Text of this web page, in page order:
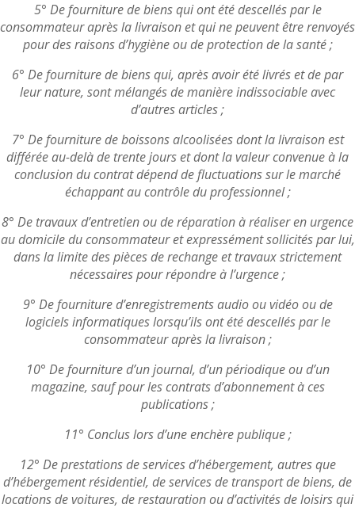
5° De fourniture de biens qui ont été descellés par le
consommateur après la livraison et qui ne peuvent être renvoyés
pour des raisons d’hygiène ou de protection de la santé ;
6° De fourniture de biens qui, après avoir été livrés et de par
leur nature, sont mélangés de manière indissociable avec
d’autres articles ;
7° De fourniture de boissons alcoolisées dont la livraison est
différée au-delà de trente jours et dont la valeur convenue à la
conclusion du contrat dépend de fluctuations sur le marché
échappant au contrôle du professionnel ;
8° De travaux d’entretien ou de réparation à réaliser en urgence
au domicile du consommateur et expressément sollicités par lui,
dans la limite des pièces de rechange et travaux strictement
nécessaires pour répondre à l’urgence ;
9° De fourniture d’enregistrements audio ou vidéo ou de
logiciels informatiques lorsqu’ils ont été descellés par le
consommateur après la livraison ;
10° De fourniture d’un journal, d’un périodique ou d’un
magazine, sauf pour les contrats d’abonnement à ces
publications ;
11° Conclus lors d’une enchère publique ;
12° De prestations de services d’hébergement, autres que
d’hébergement résidentiel, de services de transport de biens, de
locations de voitures, de restauration ou d’activités de loisirs qui